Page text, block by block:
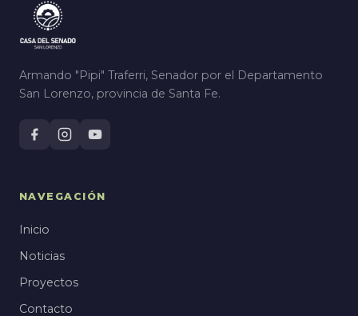
Armando "Pipi" Traferri, Senador por el Departamento
San Lorenzo, provincia de Santa Fe.
NAVEGACIÓN
Inicio
Noticias
Proyectos
Contacto